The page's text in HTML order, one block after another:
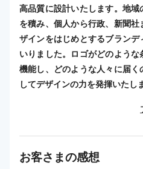
高品質に設計いたします。地
を積み、個人から行政、新聞
ザインをはじめとするブラン
いりました。ロゴがどのよう
機能し、どのような人々に届
してデザインの力を発揮いたし
お客さまの感想